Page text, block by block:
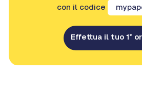
con il codice
Effettua il tuo 1°